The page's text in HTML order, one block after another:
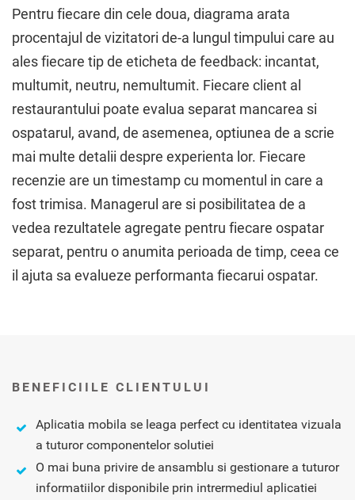
Pentru fiecare din cele doua, diagrama arata
procentajul de vizitatori de-a lungul timpului care au
ales fiecare tip de eticheta de feedback: incantat,
multumit, neutru, nemultumit. Fiecare client al
restaurantului poate evalua separat mancarea si
ospatarul, avand, de asemenea, optiunea de a scrie
mai multe detalii despre experienta lor. Fiecare
recenzie are un timestamp cu momentul in care a
fost trimisa. Managerul are si posibilitatea de a
vedea rezultatele agregate pentru fiecare ospatar
separat, pentru o anumita perioada de timp, ceea ce
il ajuta sa evalueze performanta fiecarui ospatar.
BENEFICIILE CLIENTULUI
Aplicatia mobila se leaga perfect cu identitatea vizuala
a tuturor componentelor solutiei
O mai buna privire de ansamblu si gestionare a tuturor
informatiilor disponibile prin intrermediul aplicatiei